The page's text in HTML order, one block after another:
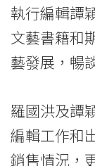
College
News
College
of
執行編輯譚
文藝書籍和
藝發展，暢
羅國洪及譚
編輯工作和
銷售情況，